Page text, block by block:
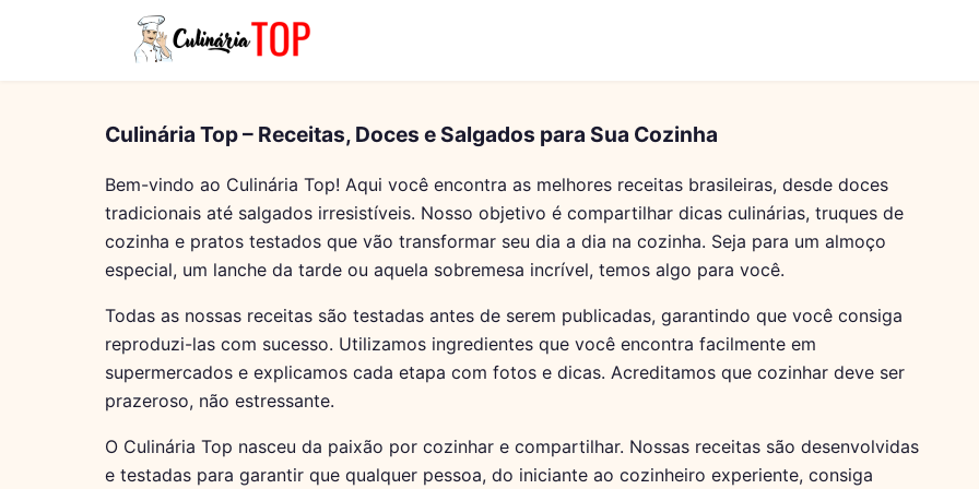
Culinária Top – Receitas, Doces e Salgados para Sua Cozinha
Bem-vindo ao Culinária Top! Aqui você encontra as melhores receitas brasileiras, desde doces
tradicionais até salgados irresistíveis. Nosso objetivo é compartilhar dicas culinárias, truques de
cozinha e pratos testados que vão transformar seu dia a dia na cozinha. Seja para um almoço
especial, um lanche da tarde ou aquela sobremesa incrível, temos algo para você.
Todas as nossas receitas são testadas antes de serem publicadas, garantindo que você consiga
reproduzi-las com sucesso. Utilizamos ingredientes que você encontra facilmente em
supermercados e explicamos cada etapa com fotos e dicas. Acreditamos que cozinhar deve ser
prazeroso, não estressante.
O Culinária Top nasceu da paixão por cozinhar e compartilhar. Nossas receitas são desenvolvidas
e testadas para garantir que qualquer pessoa, do iniciante ao cozinheiro experiente, consiga